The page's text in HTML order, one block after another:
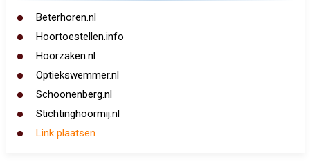
Beterhoren.nl
Hoortoestellen.info
Hoorzaken.nl
Optiekswemmer.nl
Schoonenberg.nl
Stichtinghoormij.nl
Link plaatsen